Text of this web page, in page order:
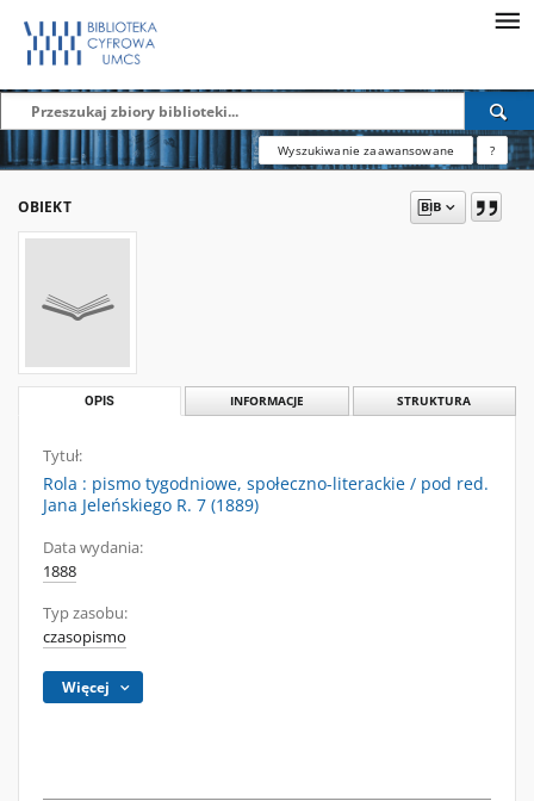
Wyszukiwanie zaawansowane ?
OBIEKT
OPIS INFORMACJE STRUKTURA
Tytuł:
Rola : pismo tygodniowe, społeczno-literackie / pod red.
Jana Jeleńskiego R. 7 (1889)
Data wydania:
1888
Typ zasobu:
czasopismo
Więcej